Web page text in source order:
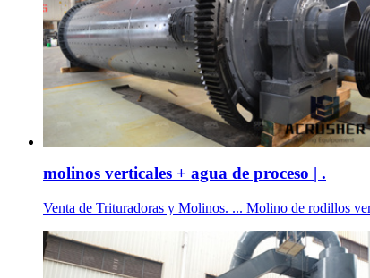
molinos verticales + agua de proceso | .
Venta de Trituradoras y Molinos. ... Molino de rodillos